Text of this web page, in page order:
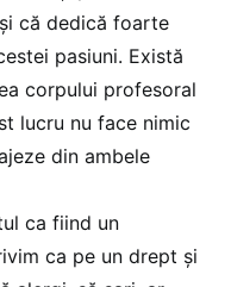
că dedică foarte
pasiuni. Există
corpului profesoral
lucru nu face nimic
din ambele
ca fiind un
ca pe un drept și